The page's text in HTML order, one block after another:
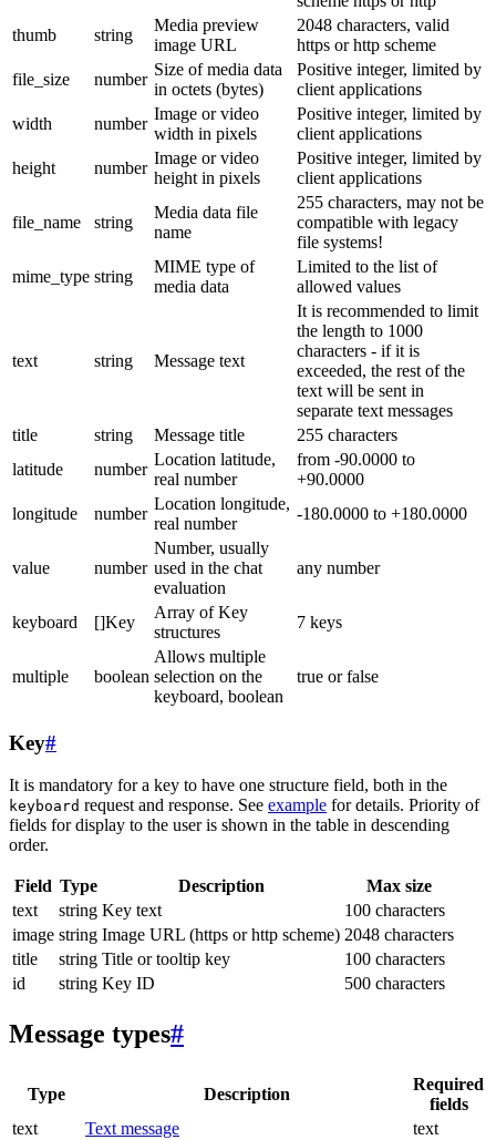
thumb
string
Media preview
image URL
2048 characters, valid
https or http scheme
file_size
number
Size of media data
in octets (bytes)
Positive integer, limited by
client applications
width
number
Image or video
width in pixels
Positive integer, limited by
client applications
height
number
Image or video
height in pixels
Positive integer, limited by
client applications
file_name string
Media data file
name
255 characters, may not be
compatible with legacy
file systems!
mime_type string
MIME type of
media data
Limited to the list of
allowed values
text string Message text
It is recommended to limit
the length to 1000
characters - if it is
exceeded, the rest of the
text will be sent in
separate text messages
title
string Message title
255 characters
latitude
number
Location latitude,
real number
from -90.0000 to
+90.0000
longitude
number
Location longitude,
real number
-180.0000 to +180.0000
value number
Number, usually
used in the chat
evaluation
any number
keyboard []Key
Array of Key
structures
7 keys
multiple boolean
Allows multiple
selection on the
keyboard, boolean
true or false
Key#
It is mandatory for a key to have one structure field, both in the
keyboard request and response. See example for details. Priority of
fields for display to the user is shown in the table in descending
order.
Field Type Description
Max size
text
string Key text
100 characters
image string Image URL (https or http scheme) 2048 characters
title
string Title or tooltip key
100 characters
id
string Key ID 500 characters
Message types#
Type Description
Required
fields
text
Text message
text